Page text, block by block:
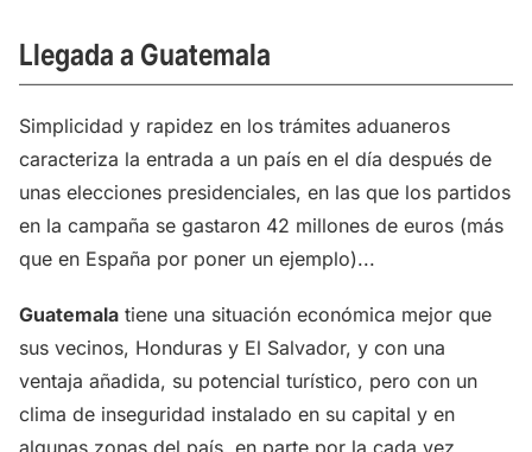
Llegada a Guatemala
Simplicidad y rapidez en los trámites aduaneros
caracteriza la entrada a un país en el día después de
unas elecciones presidenciales, en las que los partidos
en la campaña se gastaron 42 millones de euros (más
que en España por poner un ejemplo)...
Guatemala tiene una situación económica mejor que
sus vecinos, Honduras y El Salvador, y con una
ventaja añadida, su potencial turístico, pero con un
clima de inseguridad instalado en su capital y en
algunas zonas del país, en parte por la cada vez